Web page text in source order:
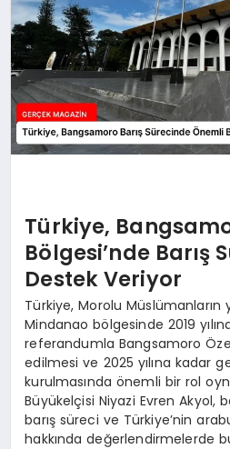
Türkiye,
Bölgesi’nde Barış
Destek Veriyor
Türkiye, Morolu Müslümanların
Mindanao bölgesinde 2019
referandumla Bangsamoro
edilmesi ve 2025 yılına kadar
kurulmasında önemli bir rol
Büyükelçisi Niyazi Evren Akyol,
barış süreci ve Türkiye’nin
hakkında değerlendirmelerde